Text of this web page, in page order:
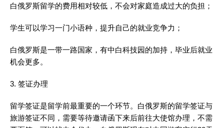
白俄罗斯留学的费用相对较低，不会对家庭造成过大的负担；
学生可以学习一门小语种，提升自己的就业竞争力；
白俄罗斯是一带一路国家，有中白科技园的加持，毕业后就业
机会更多。
3. 签证办理
留学签证是留学前最重要的一个环节。白俄罗斯的留学签证与
旅游签证不同，需要等待邀请函下来后前往大使馆办理，不需